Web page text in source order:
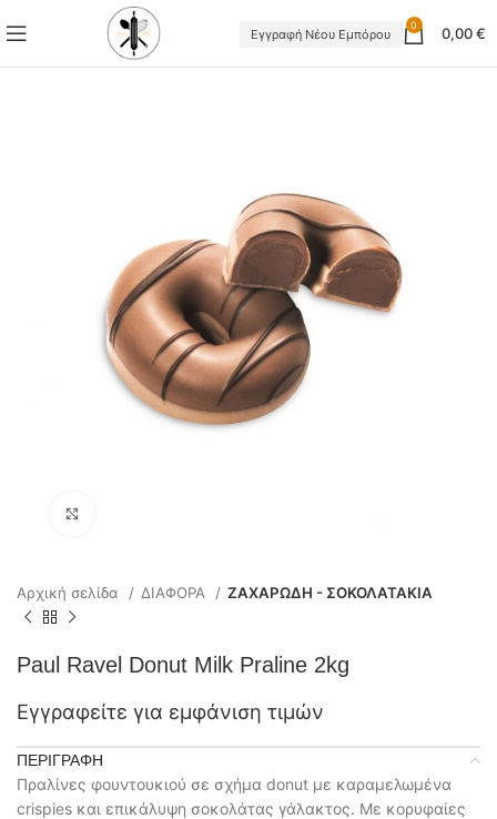
Εγγραφή Νέου Εμπόρου
0 0,00€
Αρχική σελίδα ΔΙΑΦΟΡΑ ΖΑΧΑΡΩΔΗ - ΣΟΚΟΛΑΤΑΚΙΑ
Paul Ravel Donut Milk Praline 2kg
Εγγραφείτε για εμφάνιση τιμών
ΠΕΡΙΓΡΑΦΉ
Πραλίνες φουντουκιού σε σχήμα donut με καραμελωμένα
crispies και επικάλυψη σοκολάτας γάλακτος. Με κορυφαίες